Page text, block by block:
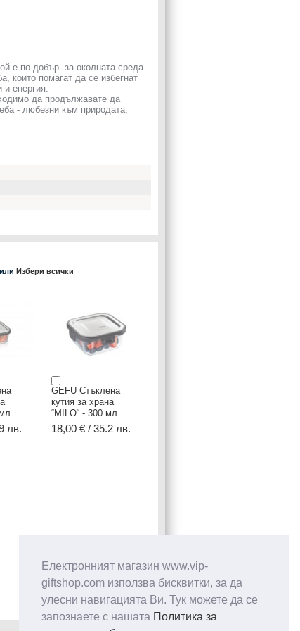
Електронният магазин www.vip-
giftshop.com използва бисквитки, за да
улесни навигацията Ви. Тук можете да се
запознаете с нашата Политика за
е по-добър за околната среда.
които помагат да се избегнат
енергия.
да продължавате да
- любезни към природата,
Избери всички
лв.
GEFU Стъклена
кутия за храна
“MILO“ - 300 мл.
18,00 € / 35.2 лв.